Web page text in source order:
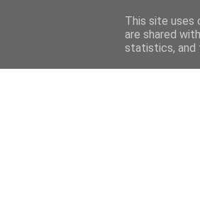
This site uses
are shared
statistics, and